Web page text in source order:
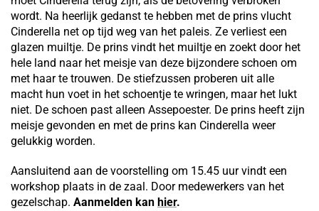
wordt. Na heerlijk gedanst te hebben met de prins vlucht
Cinderella net op tijd weg van het paleis. Ze verliest een
glazen muiltje. De prins vindt het muiltje en zoekt door het
hele land naar het meisje van deze bijzondere schoen om
met haar te trouwen. De stiefzussen proberen uit alle
macht hun voet in het schoentje te wringen, maar het lukt
niet. De schoen past alleen Assepoester. De prins heeft zijn
meisje gevonden en met de prins kan Cinderella weer
gelukkig worden.
Aansluitend aan de voorstelling om 15.45 uur vindt een
workshop plaats in de zaal. Door medewerkers van het
gezelschap. Aanmelden kan hier.